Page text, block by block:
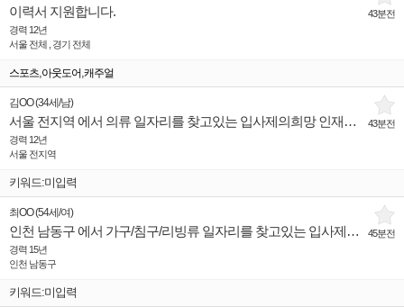
43분전
이력서 지원합니다.
경력 12년
서울 전체 , 경기 전체
스포츠,아웃도어,캐주얼
43분전
김OO(34세 /남)
서울 전지역 에서 의류 일자리를 찾고있는 입사제의희망 인재입니다.
경력 12년
서울 전지역
키워드:미입력
45분전
최OO(54세 /여)
인천 남동구 에서 가구/침구/리빙류 일자리를 찾고있는 입사제의희망 인재입니다.
경력 15년
인천 남동구
키워드:미입력